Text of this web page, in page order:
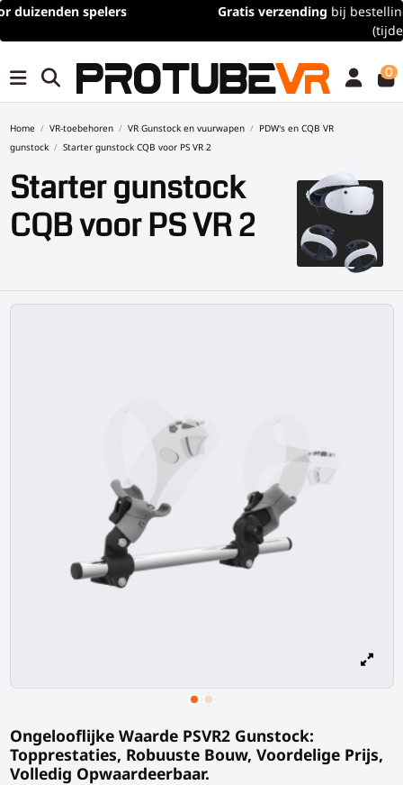
Gratis verzending
bij bestellingen van meer dan 100€/115$
0
Home VR-toebehoren VR Gunstock en vuurwapen
PDW's en CQB VR
gunstock
Starter gunstock CQB voor PS VR 2
Starter gunstock
CQB voor PS VR 2
Ongelooflijke Waarde PSVR2 Gunstock:
Topprestaties, Robuuste Bouw, Voordelige Prijs,
Volledig Opwaardeerbaar.